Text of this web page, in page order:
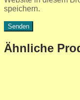
speichern.
Ähnliche